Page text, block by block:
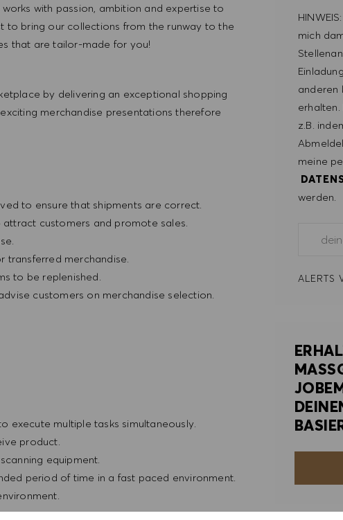
with passion, ambition and expertise to
to bring our collections from the runway to the
that are tailor-made for you!
by delivering an exceptional shopping
merchandise presentations therefore
to ensure that shipments are correct.
customers and promote sales.
transferred merchandise.
to be replenished.
customers on merchandise selection.
execute multiple tasks simultaneously.
product.
equipment.
period of time in a fast paced environment.
mich
anderen
z.B.
meine
werden.
ALERTS